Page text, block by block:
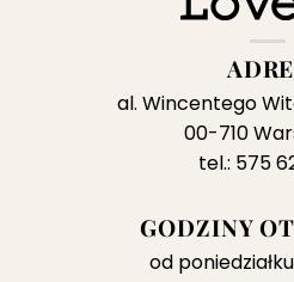
al. Wincentego
00-710
tel.: 575
GODZINY
od